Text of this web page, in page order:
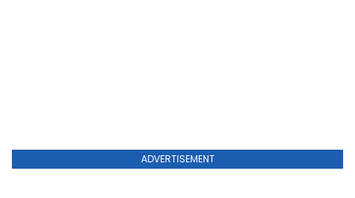
ADVERTISEMENT